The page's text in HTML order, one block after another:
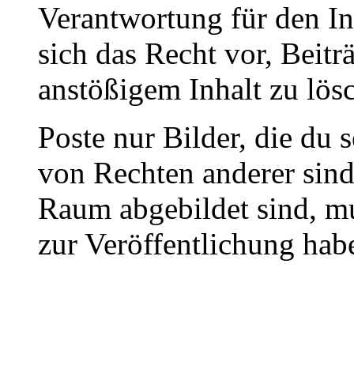
Verantwortung für den
sich das Recht vor,
anstößigem Inhalt zu
Poste nur Bilder, die du
von Rechten anderer
Raum abgebildet sind,
zur Veröffentlichung